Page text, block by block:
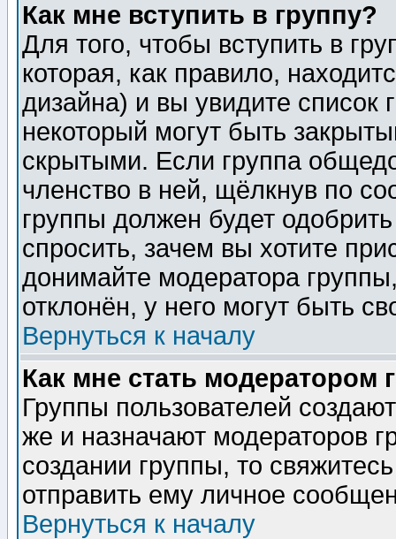
Как мне вступить в группу?
Для того, чтобы вступить в
которая, как правило,
дизайна) и вы увидите список
некоторый могут быть
скрытыми. Если группа
членство в ней, щёлкнув по
группы должен будет
спросить, зачем вы хотите
донимайте модератора
отклонён, у него могут быть
Вернуться к началу
Как мне стать модератором
Группы пользователей
же и назначают модераторов
создании группы, то
отправить ему личное
Вернуться к началу